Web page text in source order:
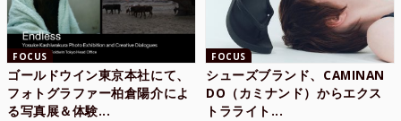
FOCUS
ゴールドウイン東京本社にて、
フォトグラファー柏倉陽介によ
る写真展＆体験...
FOCUS
シューズブランド、CAMINAN
DO（カミナンド）からエクス
トラライト...